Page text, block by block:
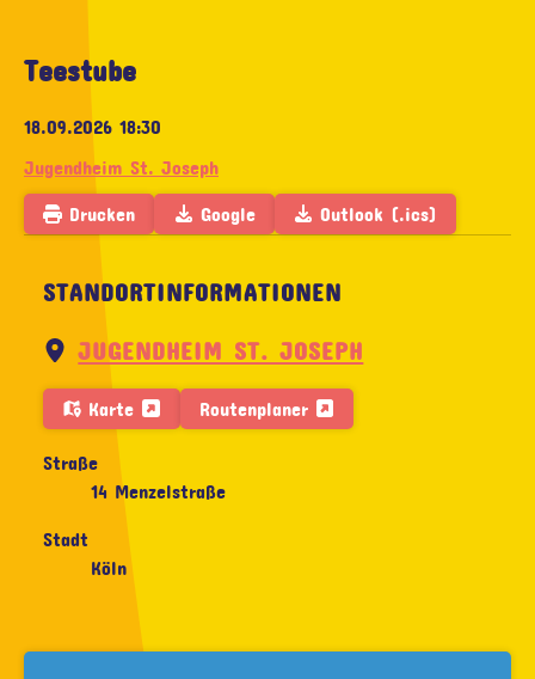
Teestube
18.09.2026 18:30
Jugendheim St. Joseph
Drucken Google Outlook (.ics)
STANDORTINFORMATIONEN
JUGENDHEIM ST. JOSEPH
Karte Routenplaner
Straße
14 Menzelstraße
Stadt
Köln